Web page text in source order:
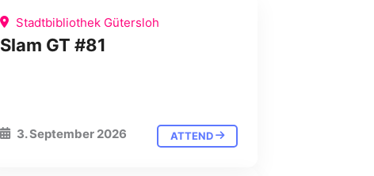
Stadtbibliothek Gütersloh
Slam GT #81
3. September 2026 ATTEND